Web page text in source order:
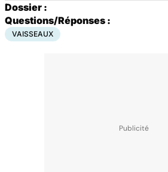
Dossier :
Questions/Réponses :
VAISSEAUX